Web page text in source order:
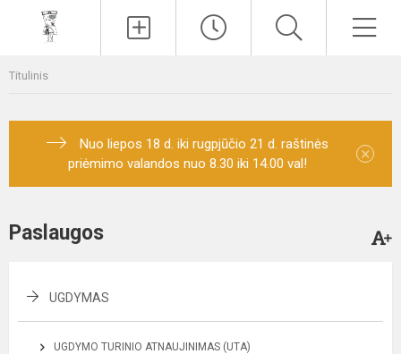
Titulinis
Nuo liepos 18 d. iki rugpjūčio 21 d. raštinės
priėmimo valandos nuo 8.30 iki 14.00 val!
×
Paslaugos
UGDYMAS
UGDYMO TURINIO ATNAUJINIMAS (UTA)